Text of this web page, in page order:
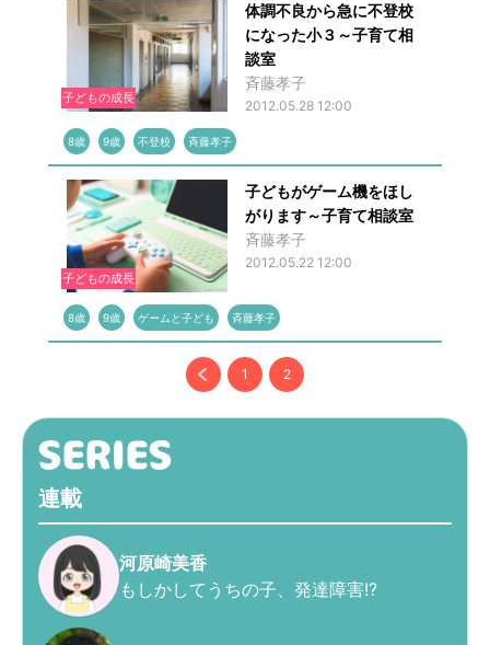
子どもの成長
体調不良から急に不登校
になった小３～子育て相
談室
斉藤孝子
2012.05.28 12:00
8歳 9歳 不登校 斉藤孝子
子どもの成長
子どもがゲーム機をほし
がります～子育て相談室
斉藤孝子
2012.05.22 12:00
8歳 9歳 ゲームと子ども 斉藤孝子
1 2
連載
河原崎美香
もしかしてうちの子、発達障害!?